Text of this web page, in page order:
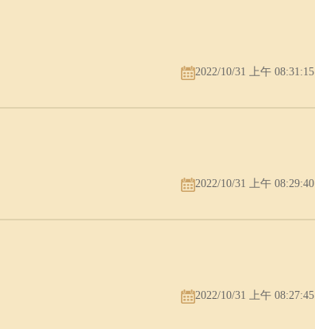
有说不出的魅力，心地温和，为人聪明老实，做事有始有终；
，仍能既富且贵而值得自豪。
说是理想的象征，被命名为龙眼的，眼头圆形，眼尾细长，眼
行动时，眼光更是光彩四射发亮，如别的部位配合得好，一定
2022/10/31 上午 08:31:15
2022/10/31 上午 08:29:40
2022/10/31 上午 08:27:45